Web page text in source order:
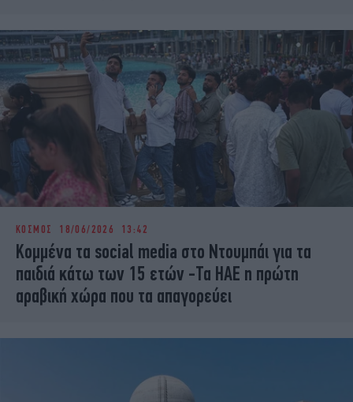
ΚΟΣΜΟΣ 18/06/2026 13:42
Κομμένα τα social media στo Ντουμπάι για τα
παιδιά κάτω των 15 ετών -Τα ΗΑΕ η πρώτη
αραβική χώρα που τα απαγορεύει